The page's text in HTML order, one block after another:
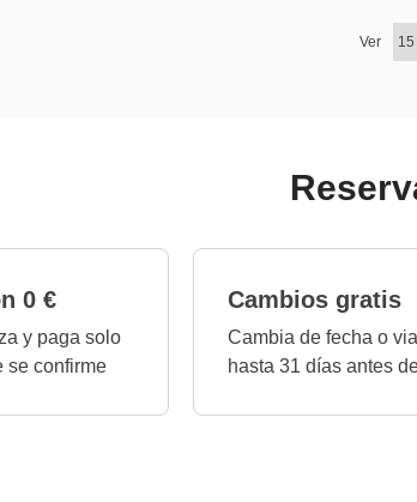
Ver
0 €
y paga solo
se confirme
Cambios gratis
Cambia de fecha o
hasta 31 días antes